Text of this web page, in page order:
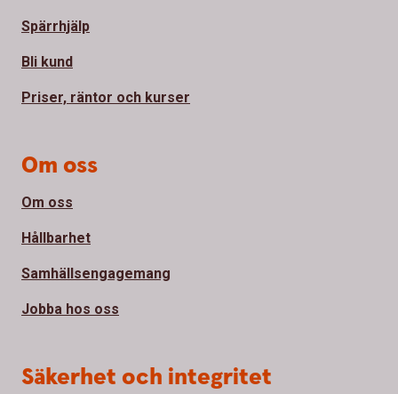
Spärrhjälp
Bli kund
Priser, räntor och kurser
Om oss
Om oss
Hållbarhet
Samhällsengagemang
Jobba hos oss
Säkerhet och integritet